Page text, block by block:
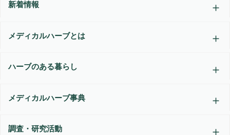
新着情報
メディカルハーブとは
ハーブのある暮らし
メディカルハーブ事典
調査・研究活動